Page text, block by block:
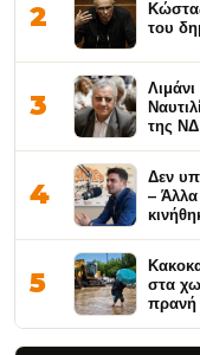
2
του
3
της
4
Δεν
–
5
στα
πρανή